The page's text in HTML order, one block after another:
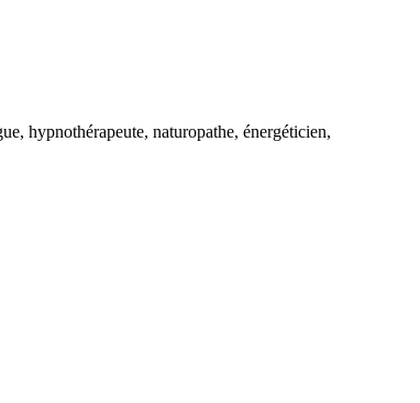
hypnothérapeute, naturopathe, énergéticien,